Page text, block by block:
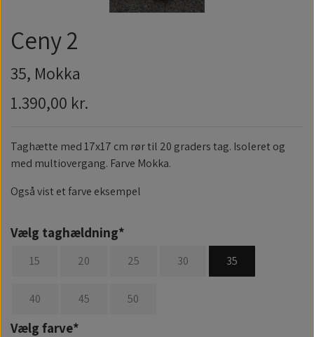
Ceny 2
35, Mokka
1.390,00 kr.
Taghætte med 17x17 cm rør til 20 graders tag. Isoleret og
med multiovergang. Farve Mokka.
Også vist et farve eksempel
Vælg taghældning*
15 20 25 30 35
40 45 50
Vælg farve*